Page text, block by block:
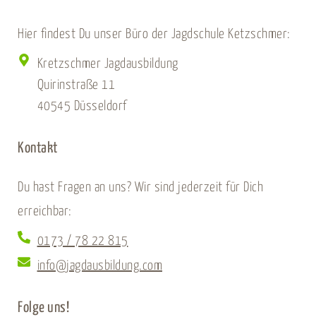
Hier findest Du unser Büro der Jagdschule Ketzschmer:
Kretzschmer Jagdausbildung
Quirinstraße 11
40545 Düsseldorf
Kontakt
Du hast Fragen an uns? Wir sind jederzeit für Dich
erreichbar:
0173 / 78 22 815
info@jagdausbildung.com
Folge uns!